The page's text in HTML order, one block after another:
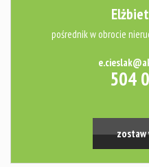
pośrednik w obrocie
504
zostaw